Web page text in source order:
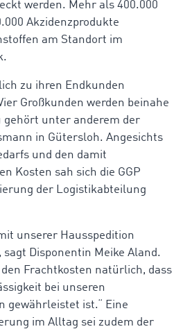
werden. Mehr als 400.000
Akzidenzprodukte
am Standort im
zu ihren Endkunden
Großkunden werden beinahe
gehört unter anderem der
in Gütersloh. Angesichts
und den damit
Kosten sah sich die GGP
der Logistikabteilung
unserer Hausspedition
Disponentin Meike Aland.
Frachtkosten natürlich, dass
bei unseren
gewährleistet ist.“ Eine
im Alltag sei zudem der